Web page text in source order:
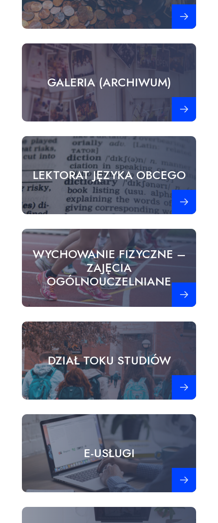
Zobacz
GALERIA (ARCHIWUM)
LEKTORAT JĘZYKA OBCEGO
Zobacz
WYCHOWANIE FIZYCZNE –
ZAJĘCIA
OGÓLNOUCZELNIANE
DZIAŁ TOKU STUDIÓW
E-USŁUGI